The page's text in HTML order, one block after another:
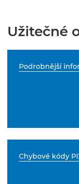
Užitečné
Podrobnější
Chybové kódy